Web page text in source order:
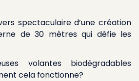
spectaculaire d’une création
de 30 mètresqui défie les
volantes biodégradables
cela fonctionne?